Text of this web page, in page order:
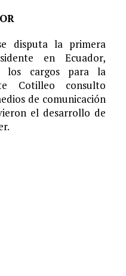
disputa la primera
en Ecuador,
los cargos para la
Cotilleo consulto
de comunicación
el desarrollo de